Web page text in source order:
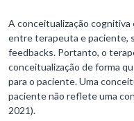
A conceitualização
entre terapeuta e paciente,
feedbacks. Portanto, o
conceitualização de forma
para o paciente. Uma
paciente não reflete uma
2021).